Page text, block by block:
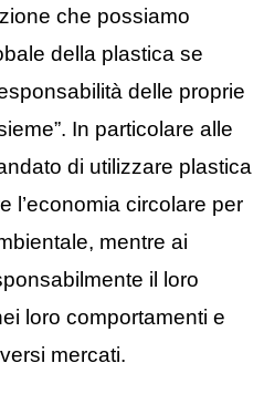
che possiamo
della plastica se
delle proprie
In particolare alle
di utilizzare plastica
l’economia circolare per
mentre ai
il loro
loro comportamenti e
mercati.